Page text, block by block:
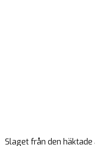
Slaget från den